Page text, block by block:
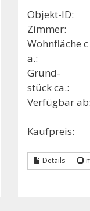
Objekt-ID:
Zimmer:
Wohnfläche c
a.:
Grund­
stück ca.:
Verfügbar ab:
Kaufpreis:
Details